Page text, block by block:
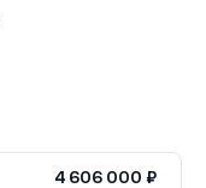
4 606 000 ₽